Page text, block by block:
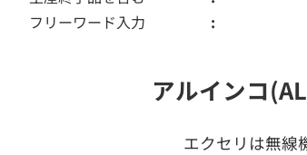
フリーワード入力
アルインコ
エクセリは無線